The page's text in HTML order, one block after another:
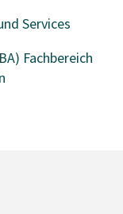
Services
Fachbereich